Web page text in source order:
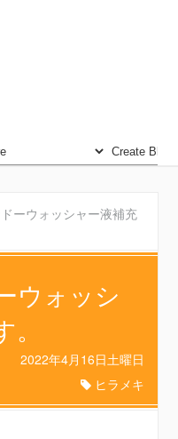
ーウォッシャー液補充
ウォッシ
2022年4月16日土曜日
ヒラメキ